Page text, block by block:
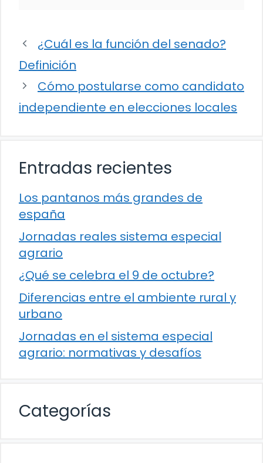
¿Cuál es la función del senado?
Definición
Cómo postularse como candidato
independiente en elecciones locales
Entradas recientes
Los pantanos más grandes de
españa
Jornadas reales sistema especial
agrario
¿Qué se celebra el 9 de octubre?
Diferencias entre el ambiente rural y
urbano
Jornadas en el sistema especial
agrario: normativas y desafíos
Categorías